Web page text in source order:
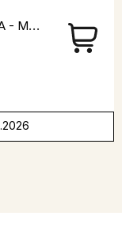
Drehtürenschrank SEVIA - Mit Vitrine In Der Mitte